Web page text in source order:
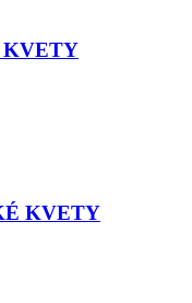
KVETY
KVETY